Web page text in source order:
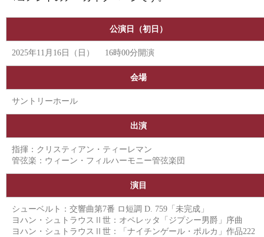
公演日（初日）
2025年11月16日（日） 16時00分開演
会場
サントリーホール
出演
指揮：クリスティアン・ティーレマン
管弦楽：ウィーン・フィルハーモニー管弦楽団
演目
シューベルト：交響曲第7番 ロ短調 D. 759「未完成」
ヨハン・シュトラウスⅡ世：オペレッタ「ジプシー男爵」序曲
ヨハン・シュトラウスⅡ世：「ナイチンゲール・ポルカ」作品222